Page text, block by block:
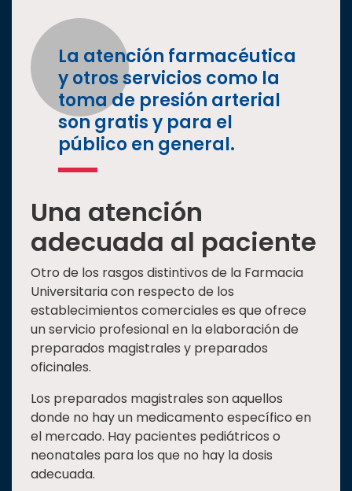
La atención farmacéutica
y otros servicios como la
toma de presión arterial
son gratis y para el
público en general.
Una atención
adecuada al paciente
Otro de los rasgos distintivos de la Farmacia
Universitaria con respecto de los
establecimientos comerciales es que ofrece
un servicio profesional en la elaboración de
preparados magistrales y preparados
oficinales.
Los preparados magistrales son aquellos
donde no hay un medicamento específico en
el mercado. Hay pacientes pediátricos o
neonatales para los que no hay la dosis
adecuada.